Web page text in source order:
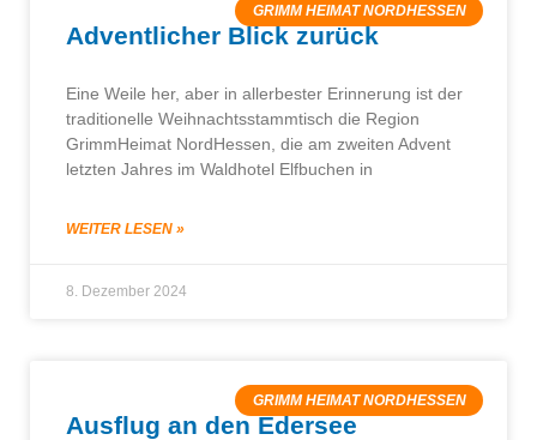
GRIMM HEIMAT NORDHESSEN
Adventlicher Blick zurück
Eine Weile her, aber in allerbester Erinnerung ist der
traditionelle Weihnachtsstammtisch die Region
GrimmHeimat NordHessen, die am zweiten Advent
letzten Jahres im Waldhotel Elfbuchen in
WEITER LESEN »
8. Dezember 2024
GRIMM HEIMAT NORDHESSEN
Ausflug an den Edersee